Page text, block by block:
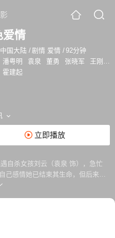
爱情
中国大陆 /剧情 爱情 /92分钟
潘粤明 袁泉 董勇 张晓军 王刚
霍建起
立即播放
自杀女孩刘云（袁泉 饰），急忙
己感情她已结束其生命，但后来的
刘云是个话剧演员，为体验生活出
，知道她没有父亲。又过一段时